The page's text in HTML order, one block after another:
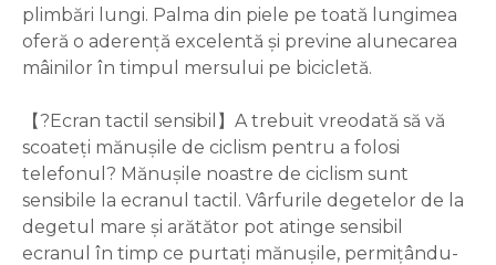
plimbări lungi. Palma din piele pe toată lungimea
oferă o aderență excelentă și previne alunecarea
mâinilor în timpul mersului pe bicicletă.
【?Ecran tactil sensibil】A trebuit vreodată să vă
scoateți mănușile de ciclism pentru a folosi
telefonul? Mănușile noastre de ciclism sunt
sensibile la ecranul tactil. Vârfurile degetelor de la
degetul mare și arătător pot atinge sensibil
ecranul în timp ce purtați mănușile, permițându-